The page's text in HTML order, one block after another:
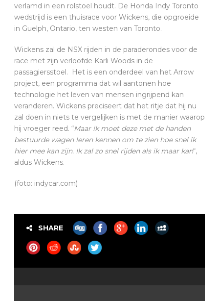
verlamd in een rolstoel houdt. De Honda Indy Toronto
wedstrijd is een thuisrace voor Wickens, die opgroeide
in Guelph, Ontario, ten westen van Toronto.
Wickens zal de NSX rijden in de paraderondes voor de
race met zijn verloofde Karli Woods in de
passagiersstoel. Het is een onderdeel van het Arrow
project, een programma dat wil aantonen hoe
technologie het leven van mensen ingrijpend kan
veranderen. Wickens preciseert dat het ritje dat hij nu
zal doen in niets te vergelijken is met de manier waarop
hij vroeger reed. “Maar ik moet deze met de handen
bestuurde wagen leren kennen om te zien hoe snel ik
hier mee kan zijn. Ik zal zo snel rijden als ik maar kan“,
aldus Wickens.
(foto: indycar.com)
SHARE